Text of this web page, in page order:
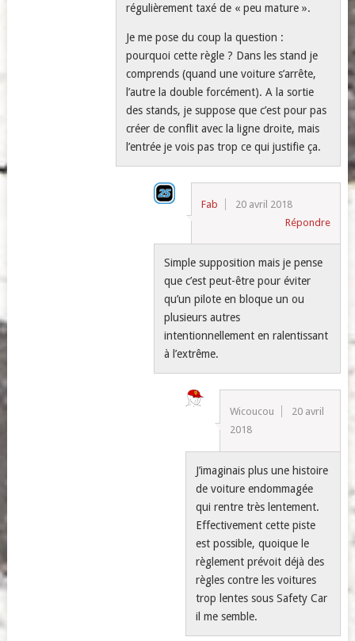
régulièrement taxé de « peu mature ».
Je me pose du coup la question :
pourquoi cette règle ? Dans les stand je
comprends (quand une voiture s’arrête,
l’autre la double forcément). A la sortie
des stands, je suppose que c’est pour pas
créer de conflit avec la ligne droite, mais
l’entrée je vois pas trop ce qui justifie ça.
Fab
20 avril 2018
Répondre
Simple supposition mais je pense
que c’est peut-être pour éviter
qu’un pilote en bloque un ou
plusieurs autres
intentionnellement en ralentissant
à l’extrême.
Wicoucou
20 avril
2018
J’imaginais plus une histoire
de voiture endommagée
qui rentre très lentement.
Effectivement cette piste
est possible, quoique le
règlement prévoit déjà des
règles contre les voitures
trop lentes sous Safety Car
il me semble.